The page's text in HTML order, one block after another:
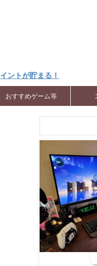
ントが貯まる！
おすすめゲーム等